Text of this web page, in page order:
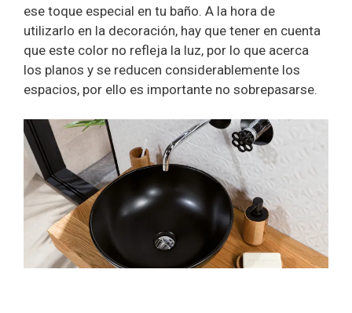
ese toque especial en tu baño. A la hora de
utilizarlo en la decoración, hay que tener en cuenta
que este color no refleja la luz, por lo que acerca
los planos y se reducen considerablemente los
espacios, por ello es importante no sobrepasarse.